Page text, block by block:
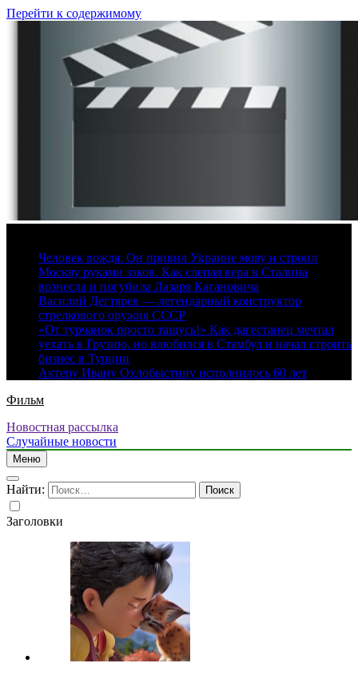
Перейти к содержимому
Человек вождя. Он привил Украине мову и строил
Москву руками зэков. Как слепая вера в Сталина
вознесла и погубила Лазаря Кагановича
Василий Дегтярев — легендарный конструктор
стрелкового оружия СССР
«От турчанок просто тащусь!» Как дагестанец мечтал
уехать в Грузию, но влюбился в Стамбул и начал строить
бизнес в Турции
Актеру Ивану Охлобыстину исполнилось 60 лет
Фильм
Новостная рассылка
Случайные новости
Меню
Найти:
Заголовки